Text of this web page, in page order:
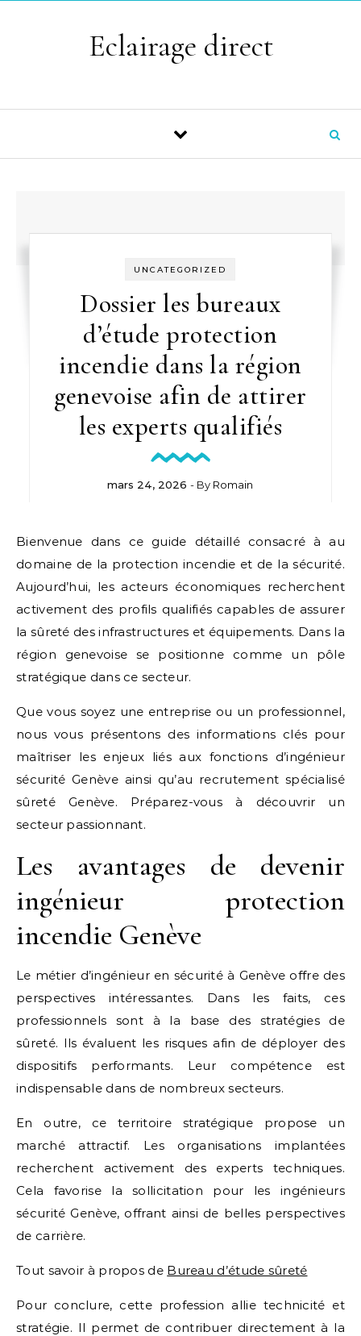
Eclairage direct
UNCATEGORIZED
Dossier les bureaux
d’étude protection
incendie dans la région
genevoise afin de attirer
les experts qualifiés
mars 24, 2026 - By Romain
Bienvenue dans ce guide détaillé consacré à au
domaine de la protection incendie et de la sécurité.
Aujourd’hui, les acteurs économiques recherchent
activement des profils qualifiés capables de assurer
la sûreté des infrastructures et équipements. Dans la
région genevoise se positionne comme un pôle
stratégique dans ce secteur.
Que vous soyez une entreprise ou un professionnel,
nous vous présentons des informations clés pour
maîtriser les enjeux liés aux fonctions d’ingénieur
sécurité Genève ainsi qu’au recrutement spécialisé
sûreté Genève. Préparez-vous à découvrir un
secteur passionnant.
Les avantages de devenir
ingénieur protection
incendie Genève
Le métier d’ingénieur en sécurité à Genève offre des
perspectives intéressantes. Dans les faits, ces
professionnels sont à la base des stratégies de
sûreté. Ils évaluent les risques afin de déployer des
dispositifs performants. Leur compétence est
indispensable dans de nombreux secteurs.
En outre, ce territoire stratégique propose un
marché attractif. Les organisations implantées
recherchent activement des experts techniques.
Cela favorise la sollicitation pour les ingénieurs
sécurité Genève, offrant ainsi de belles perspectives
de carrière.
Tout savoir à propos de Bureau d’étude sûreté
Pour conclure, cette profession allie technicité et
stratégie. Il permet de contribuer directement à la